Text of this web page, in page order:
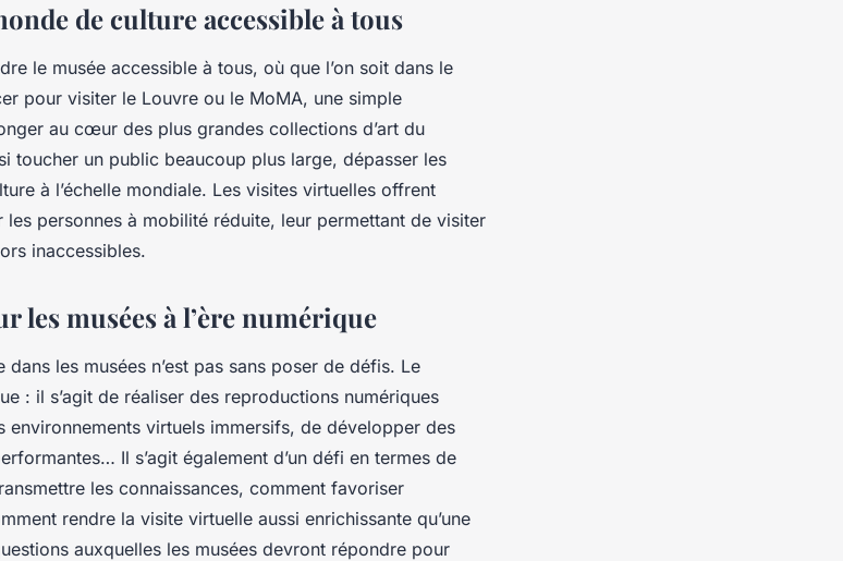
de culture accessible à tous
le musée accessible à tous, où que l’on soit dans le
pour visiter le Louvre ou le MoMA, une simple
au cœur des plus grandes collections d’art du
toucher un public beaucoup plus large, dépasser les
à l’échelle mondiale. Les visites virtuelles offrent
personnes à mobilité réduite, leur permettant de visiter
inaccessibles.
les musées à l’ère numérique
dans les musées n’est pas sans poser de défis. Le
: il s’agit de réaliser des reproductions numériques
virtuels immersifs, de développer des
Il s’agit également d’un défi en termes de
les connaissances, comment favoriser
rendre la visite virtuelle aussi enrichissante qu’une
auxquelles les musées devront répondre pour